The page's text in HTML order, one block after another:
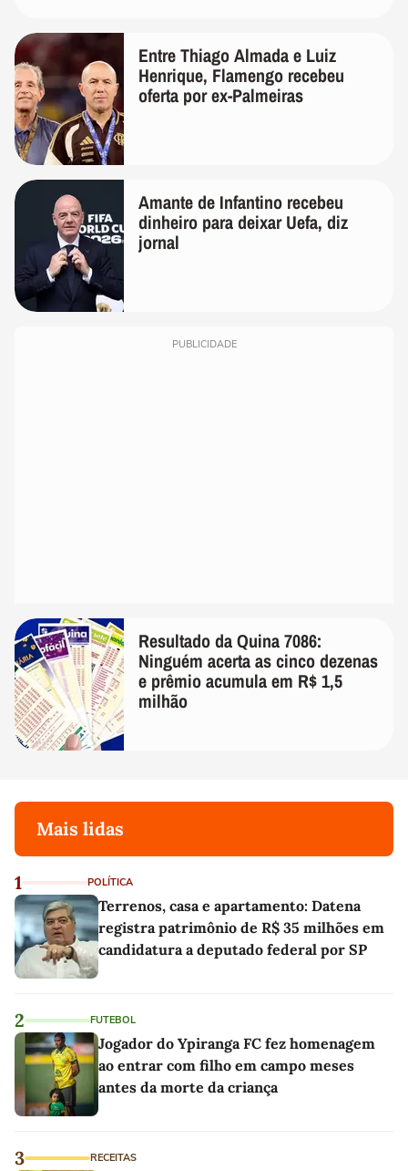
Entre Thiago Almada e Luiz
Henrique, Flamengo recebeu
oferta por ex-Palmeiras
Amante de Infantino recebeu
dinheiro para deixar Uefa, diz
jornal
PUBLICIDADE
Resultado da Quina 7086:
Ninguém acerta as cinco dezenas
e prêmio acumula em R$ 1,5
milhão
Mais lidas
1 POLÍTICA
Terrenos, casa e apartamento: Datena
registra patrimônio de R$ 35 milhões em
candidatura a deputado federal por SP
2 FUTEBOL
Jogador do Ypiranga FC fez homenagem
ao entrar com filho em campo meses
antes da morte da criança
3 RECEITAS